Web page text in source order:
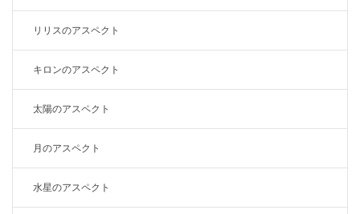
リリスのアスペクト
キロンのアスペクト
太陽のアスペクト
月のアスペクト
水星のアスペクト